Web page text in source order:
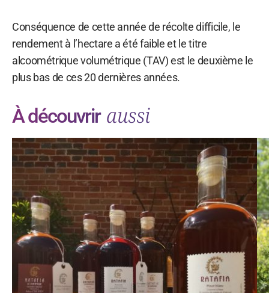
Conséquence de cette année de récolte difficile, le
rendement à l’hectare a été faible et le titre
alcoométrique volumétrique (TAV) est le deuxième le
plus bas de ces 20 dernières années.
À découvrir aussi